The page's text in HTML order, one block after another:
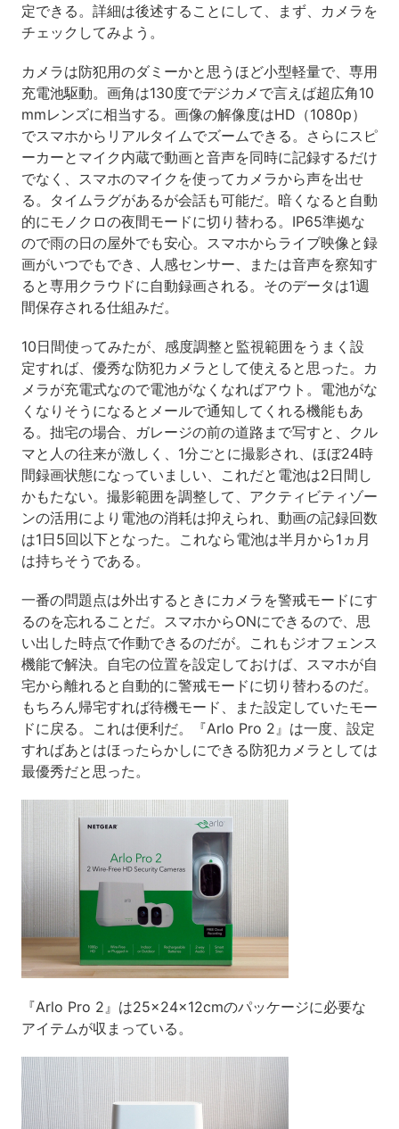
定できる。詳細は後述することにして、まず、カメラを
チェックしてみよう。
カメラは防犯用のダミーかと思うほど小型軽量で、専用
充電池駆動。画角は130度でデジカメで言えば超広角10
mmレンズに相当する。画像の解像度はHD（1080p）
でスマホからリアルタイムでズームできる。さらにスピ
ーカーとマイク内蔵で動画と音声を同時に記録するだけ
でなく、スマホのマイクを使ってカメラから声を出せ
る。タイムラグがあるが会話も可能だ。暗くなると自動
的にモノクロの夜間モードに切り替わる。IP65準拠な
ので雨の日の屋外でも安心。スマホからライブ映像と録
画がいつでもでき、人感センサー、または音声を察知す
ると専用クラウドに自動録画される。そのデータは1週
間保存される仕組みだ。
10日間使ってみたが、感度調整と監視範囲をうまく設
定すれば、優秀な防犯カメラとして使えると思った。カ
メラが充電式なので電池がなくなればアウト。電池がな
くなりそうになるとメールで通知してくれる機能もあ
る。拙宅の場合、ガレージの前の道路まで写すと、クル
マと人の往来が激しく、1分ごとに撮影され、ほぼ24時
間録画状態になっていましい、これだと電池は2日間し
かもたない。撮影範囲を調整して、アクティビティゾー
ンの活用により電池の消耗は抑えられ、動画の記録回数
は1日5回以下となった。これなら電池は半月から1ヵ月
は持ちそうである。
一番の問題点は外出するときにカメラを警戒モードにす
るのを忘れることだ。スマホからONにできるので、思
い出した時点で作動できるのだが。これもジオフェンス
機能で解決。自宅の位置を設定しておけば、スマホが自
宅から離れると自動的に警戒モードに切り替わるのだ。
もちろん帰宅すれば待機モード、また設定していたモー
ドに戻る。これは便利だ。『Arlo Pro 2』は一度、設定
すればあとはほったらかしにできる防犯カメラとしては
最優秀だと思った。
『Arlo Pro 2』は25×24×12cmのパッケージに必要な
アイテムが収まっている。